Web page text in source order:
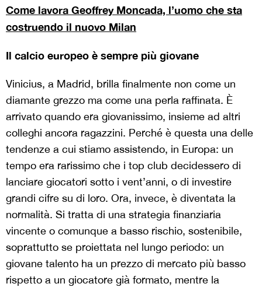
Come lavora Geoffrey Moncada, l’uomo che sta
costruendo il nuovo Milan
Il calcio europeo è sempre più giovane
Vinicius, a Madrid, brilla finalmente non come un
diamante grezzo ma come una perla raffinata. È
arrivato quando era giovanissimo, insieme ad altri
colleghi ancora ragazzini. Perché è questa una delle
tendenze a cui stiamo assistendo, in Europa: un
tempo era rarissimo che i top club decidessero di
lanciare giocatori sotto i vent’anni, o di investire
grandi cifre su di loro. Ora, invece, è diventata la
normalità. Si tratta di una strategia finanziaria
vincente o comunque a basso rischio, sostenibile,
soprattutto se proiettata nel lungo periodo: un
giovane talento ha un prezzo di mercato più basso
rispetto a un giocatore già formato, mentre la